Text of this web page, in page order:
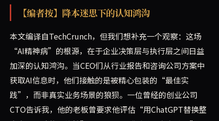
【编者按】降本迷思下的认知鸿沟
本文编译自TechCrunch，但我们想补充一个观察：这场
“AI精神病”的根源，在于企业决策层与执行层之间日益
加深的认知鸿沟。当CEO们从行业报告和咨询公司方案中
获取AI信息时，他们接触的是被精心包装的“最佳实
践”，而非真实业务场景的狼狈。一位曾经的创业公司
CTO告诉我，他的老板曾要求他评估“用ChatGPT替换整